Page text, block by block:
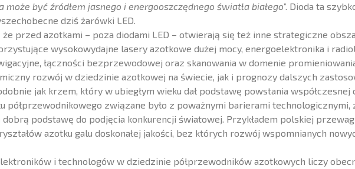
być źródłem jasnego i energooszczędnego światła białego”. Dioda ta
dziś żarówki LED.
przed azotkami – poza diodami LED – otwierają się też inne strategiczne
wysokowydajne lasery azotkowe dużej mocy, energoelektronika i
łączności bezprzewodowej oraz skanowania w domenie
rozwój w dziedzinie azotkowej na świecie, jak i prognozy dalszych
jak krzem, który w ubiegłym wieku dał podstawę powstania
półprzewodnikowego związane było z poważnymi barierami technologicznymi,
dobrą podstawę do podjęcia konkurencji światowej. Przykładem polskiej
azotku galu doskonałej jakości, bez których rozwój wspomnianych
i technologów w dziedzinie półprzewodników azotkowych liczy